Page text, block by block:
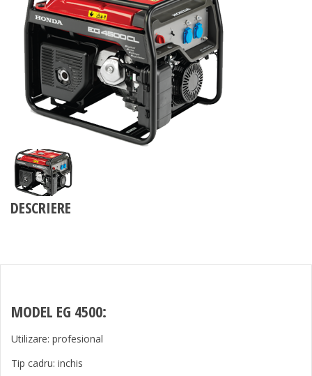
DESCRIERE
MODEL EG 4500:
Utilizare: profesional
Tip cadru: inchis